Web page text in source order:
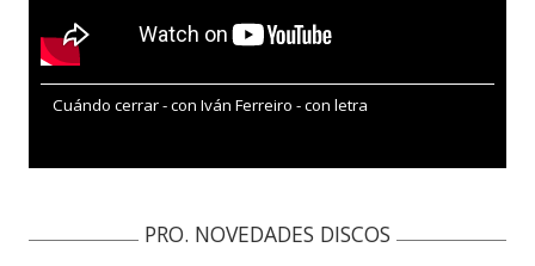
Cuándo cerrar - con Iván Ferreiro - con letra
PRO. NOVEDADES DISCOS